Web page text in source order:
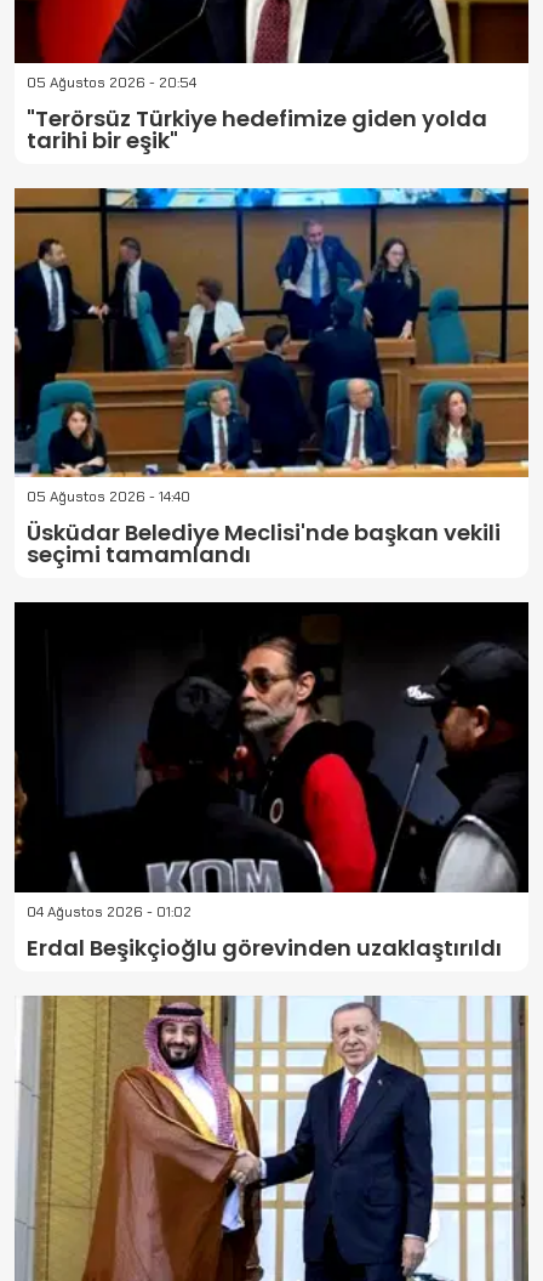
05 Ağustos 2026 - 20:54
"Terörsüz Türkiye hedefimize giden yolda
tarihi bir eşik"
05 Ağustos 2026 - 14:40
Üsküdar Belediye Meclisi'nde başkan vekili
seçimi tamamlandı
04 Ağustos 2026 - 01:02
Erdal Beşikçioğlu görevinden uzaklaştırıldı